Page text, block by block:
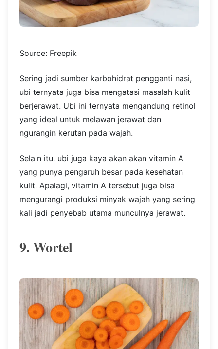
Source: Freepik
Sering jadi sumber karbohidrat pengganti nasi,
ubi ternyata juga bisa mengatasi masalah kulit
berjerawat. Ubi ini ternyata mengandung retinol
yang ideal untuk melawan jerawat dan
ngurangin kerutan pada wajah.
Selain itu, ubi juga kaya akan akan vitamin A
yang punya pengaruh besar pada kesehatan
kulit. Apalagi, vitamin A tersebut juga bisa
mengurangi produksi minyak wajah yang sering
kali jadi penyebab utama munculnya jerawat.
9. Wortel